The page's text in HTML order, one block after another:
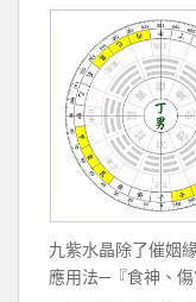
九紫水晶除了催姻
應用法─『食神、傷